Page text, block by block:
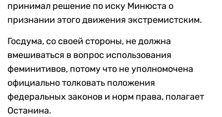
принимал решение по иску Минюста о
признании этого движения экстремистским.
Госдума, со своей стороны, не должна
вмешиваться в вопрос использования
феминитивов, потому что не уполномочена
официально толковать положения
федеральных законов и норм права, полагает
Останина.